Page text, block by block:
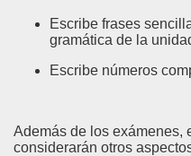
Escribe frases
gramática de la
Escribe números
Además de los exámenes,
considerarán otros